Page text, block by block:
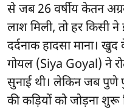
से जब 26 वर्षीय केतन
लाश मिली, तो हर
दर्दनाक हादसा माना।
गोयल (Siya Goyal) ने
सुनाई थी। लेकिन जब पुणे
की कड़ियों को जोड़ना शुरू